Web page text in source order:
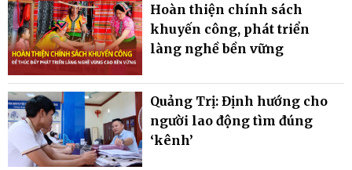
Hoàn thiện chính sách
khuyến công, phát triển
làng nghề bền vững
Quảng Trị: Định hướng cho
người lao động tìm đúng
‘kênh’